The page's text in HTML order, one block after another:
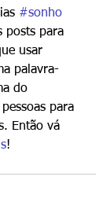
#sonho
posts para
usar
palavra-
do
para
Então vá
!